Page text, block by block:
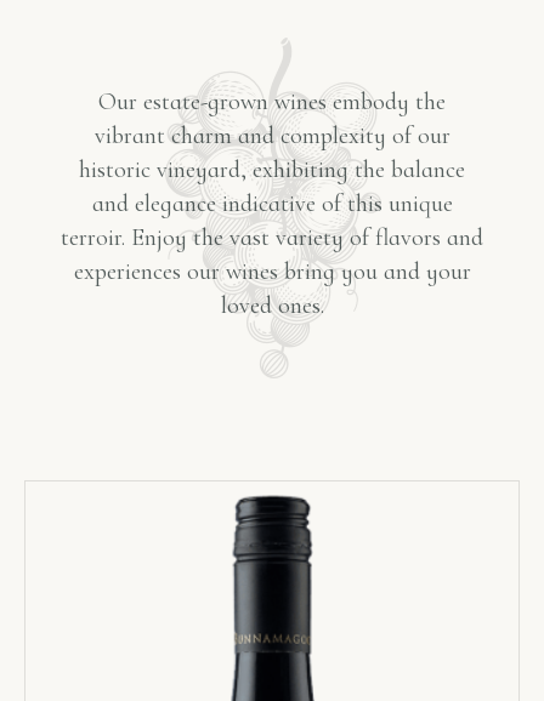
Our estate-grown wines embody the
vibrant charm and complexity of our
historic vineyard, exhibiting the balance
and elegance indicative of this unique
terroir. Enjoy the vast variety of flavors and
experiences our wines bring you and your
loved ones.